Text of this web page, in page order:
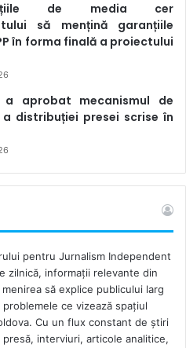
de media cer
să mențină garanțiile
în forma finală a proiectului
a aprobat mecanismul de
distribuției presei scrise în
pentru Jurnalism Independent
zilnică, informații relevante din
să explice publicului larg
ce vizează spațiul
Cu un flux constant de ştiri
interviuri, articole analitice,